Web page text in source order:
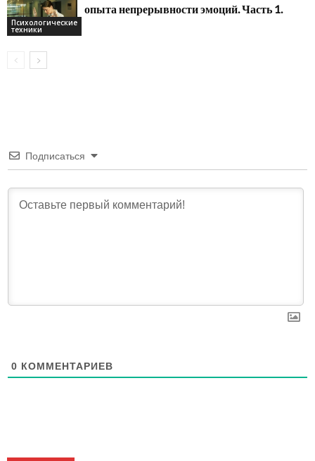
Психологические
техники
опыта непрерывности эмоций. Часть 1.
Подписаться
0 КОММЕНТАРИЕВ